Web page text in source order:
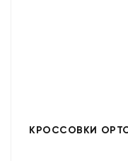
КРОССОВКИ